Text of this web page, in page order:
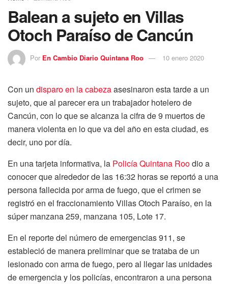
Balean a sujeto en Villas
Otoch Paraíso de Cancún
Por En Cambio Diario Quintana Roo 10 enero 2020
Con un disparo en la cabezaasesinaron esta tarde a un
sujeto, que al parecer era un trabajador hotelero de
Cancún, con lo que se alcanza la cifra de 9 muertos de
manera violenta en lo que va del año en esta ciudad, es
decir, uno por día.
En una tarjeta informativa, la Policía Quintana Roodio a
conocer que alrededor de las 16:32 horas se reportó a una
persona fallecida por arma de fuego, que el crimen se
registró en el fraccionamiento Villas Otoch Paraíso, en la
súper manzana 259, manzana 105, Lote 17.
En el reporte del número de emergencias 911, se
estableció de manera preliminar que se trataba de un
lesionado con arma de fuego, pero al llegar las unidades
de emergencia y los policías, encontraron a una persona